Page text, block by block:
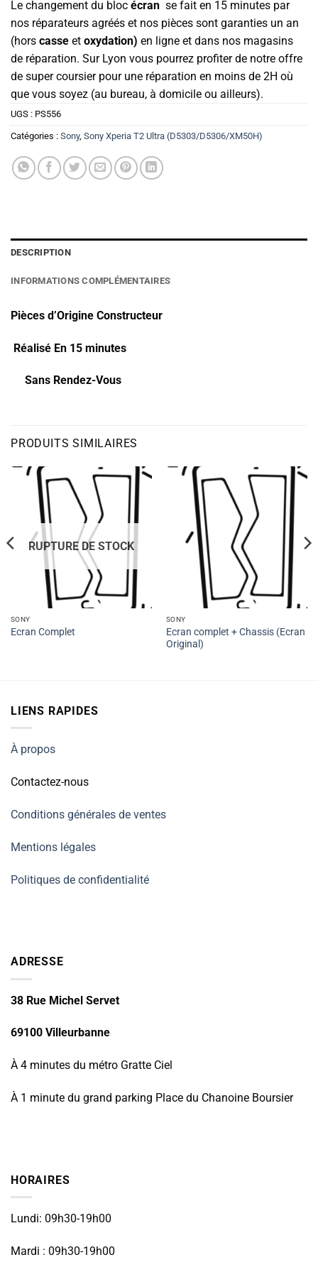
Le changement du bloc écran se fait en 15 minutes par
nos réparateurs agréés et nos pièces sont garanties un an
(hors casse et oxydation) en ligne et dans nos magasins
de réparation. Sur Lyon vous pourrez profiter de notre offre
de super coursier pour une réparation en moins de 2H où
que vous soyez (au bureau, à domicile ou ailleurs).
UGS : PS556
Catégories : Sony, Sony Xperia T2 Ultra (D5303/D5306/XM50H)
DESCRIPTION
INFORMATIONS COMPLÉMENTAIRES
Pièces d’Origine Constructeur
Réalisé En 15 minutes
Sans Rendez-Vous
PRODUITS SIMILAIRES
RUPTURE DE STOCK
SONY
Ecran Complet
SONY
Ecran complet + Chassis (Ecran
Original)
LIENS RAPIDES
À propos
Contactez-nous
Conditions générales de ventes
Mentions légales
Politiques de confidentialité
ADRESSE
38 Rue Michel Servet
69100 Villeurbanne
À 4 minutes du métro Gratte Ciel
À 1 minute du grand parking Place du Chanoine Boursier
HORAIRES
Lundi: 09h30-19h00
Mardi : 09h30-19h00